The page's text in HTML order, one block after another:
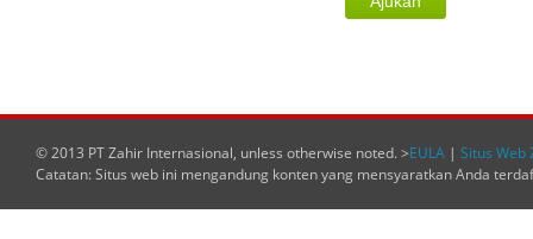
© 2013 PT Zahir Internasional, unless otherwise noted. >EULA | Situs Web
Catatan: Situs web ini mengandung konten yang mensyaratkan Anda